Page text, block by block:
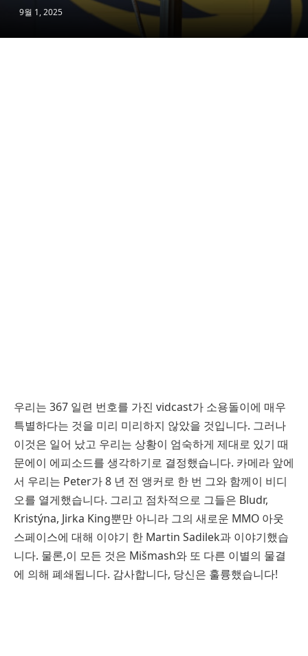
9월 1, 2025
우리는 367 일련 번호를 가진 vidcast가 소용돌이에 매우
특별하다는 것을 미리 미리하지 않았을 것입니다. 그러나
이것은 일어 났고 우리는 상황이 엄숙하게 제대로 있기 때
문에이 에피소드를 생각하기로 결정했습니다. 카메라 앞에
서 우리는 Peter가 8 년 전 앵커로 한 번 그와 함께이 비디
오를 열게했습니다. 그리고 점차적으로 그들은 Bludr,
Kristýna, Jirka King뿐만 아니라 그의 새로운 MMO 아웃
스페이스에 대해 이야기 한 Martin Sadilek과 이야기했습
니다. 물론,이 모든 것은 Mišmash와 또 다른 이별의 물결
에 의해 폐쇄됩니다. 감사합니다, 당신은 훌륭했습니다!